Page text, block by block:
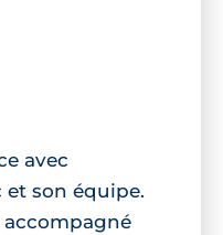
avec
son équipe.